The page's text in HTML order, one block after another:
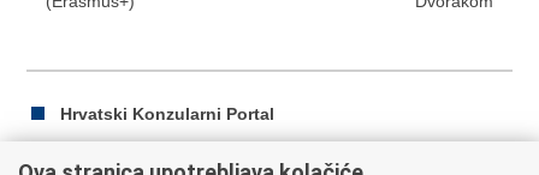
Hrvatski Konzularni Portal